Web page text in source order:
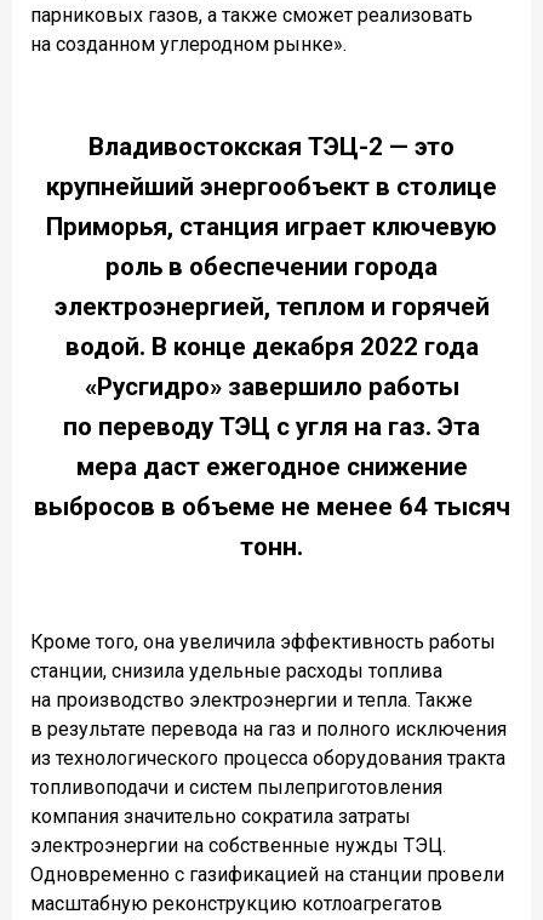
парниковых газов, а также сможет реализовать
на созданном углеродном рынке».
Владивостокская ТЭЦ-2 — это
крупнейший энергообъект в столице
Приморья, станция играет ключевую
роль в обеспечении города
электроэнергией, теплом и горячей
водой. В конце декабря 2022 года
«Русгидро» завершило работы
по переводу ТЭЦ с угля на газ. Эта
мера даст ежегодное снижение
выбросов в объеме не менее 64 тысяч
тонн.
Кроме того, она увеличила эффективность работы
станции, снизила удельные расходы топлива
на производство электроэнергии и тепла. Также
в результате перевода на газ и полного исключения
из технологического процесса оборудования тракта
топливоподачи и систем пылеприготовления
компания значительно сократила затраты
электроэнергии на собственные нужды ТЭЦ.
Одновременно с газификацией на станции провели
масштабную реконструкцию котлоагрегатов